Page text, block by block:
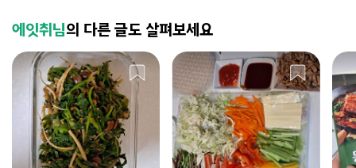
에잇취님의 다른 글도 살펴보세요